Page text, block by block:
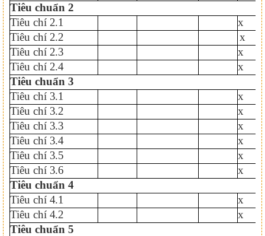
Tiêu chuẩn 2
Tiêu chí 2.1
x
Tiêu chí 2.2
x
Tiêu chí 2.3
x
Tiêu chí 2.4
x
Tiêu chuẩn 3
Tiêu chí 3.1
x
Tiêu chí 3.2
x
Tiêu chí 3.3
x
Tiêu chí 3.4
x
Tiêu chí 3.5
x
Tiêu chí 3.6
x
Tiêu chuẩn 4
Tiêu chí 4.1
x
Tiêu chí 4.2
x
Tiêu chuẩn 5